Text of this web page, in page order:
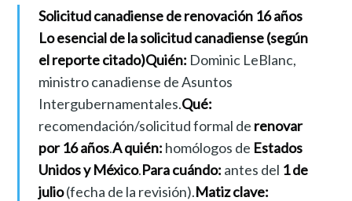
Solicitud canadiense de renovación 16 años
Lo esencial de la solicitud canadiense (según
el reporte citado)Quién: Dominic LeBlanc,
ministro canadiense de Asuntos
Intergubernamentales.Qué:
recomendación/solicitud formal de renovar
por 16 años.A quién: homólogos de Estados
Unidos y México.Para cuándo: antes del 1 de
julio(fecha de la revisión).Matiz clave: